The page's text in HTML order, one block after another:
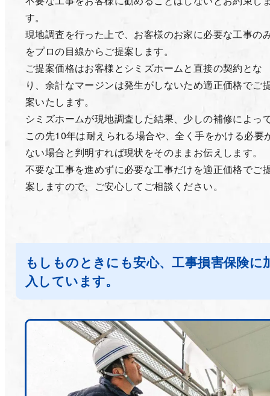
す。
現地調査を行った上で、お客様のお家に必要な工事の
をプロの目線からご提案します。
ご提案価格はお客様とシミズホームと直接の契約とな
り、余計なマージンは発生がしないため適正価格でご
案いたします。
シミズホームが現地調査した結果、少しの補修によっ
この先10年は耐えられる場合や、全く手をかける必要
ない場合と判明すれば現状をそのままお伝えします。
不要な工事を進めずに必要な工事だけを適正価格でご
案しますので、ご安心してご相談ください。
もしものときにも安心、工事損害保険に
入しています。